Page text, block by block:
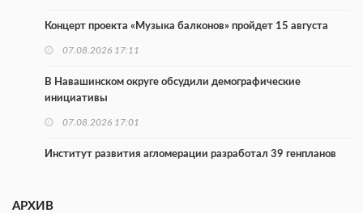
Концерт проекта «Музыка балконов» пройдет 15 августа
07.08.2026 17:11
В Навашинском округе обсудили демографические
инициативы
07.08.2026 17:01
Институт развития агломерации разработал 39 генпланов
С 8 августа изменят схему движения на въезде в Нижний
АРХИВ